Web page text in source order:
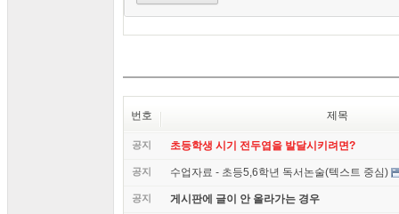
번호 제목
공지 초등학생 시기 전두엽을 발달시키려면?
공지 수업자료 - 초등5,6학년 독서논술(텍스트 중심)
공지 게시판에 글이 안 올라가는 경우